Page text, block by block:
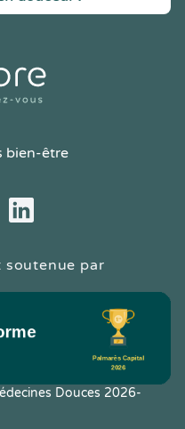
bien-être
LinkedIn
soutenue par
Douces 2026-